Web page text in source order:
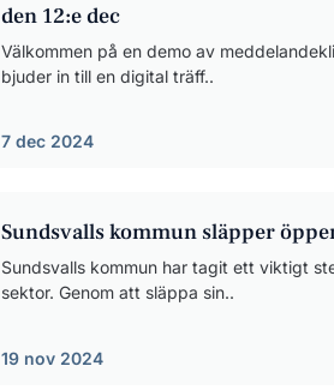
den 12:e dec
Välkommen på en demo av
bjuder in till en digital träff..
7 dec 2024
Sundsvalls kommun släpper
Sundsvalls kommun har tagit ett viktigt
sektor. Genom att släppa sin..
19 nov 2024